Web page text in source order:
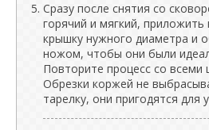
Сразу после снятия со
горячий и мягкий, приложить
крышку нужного диаметра и
ножом, чтобы они были
Повторите процесс со всеми
Обрезки коржей не
тарелку, они пригодятся для